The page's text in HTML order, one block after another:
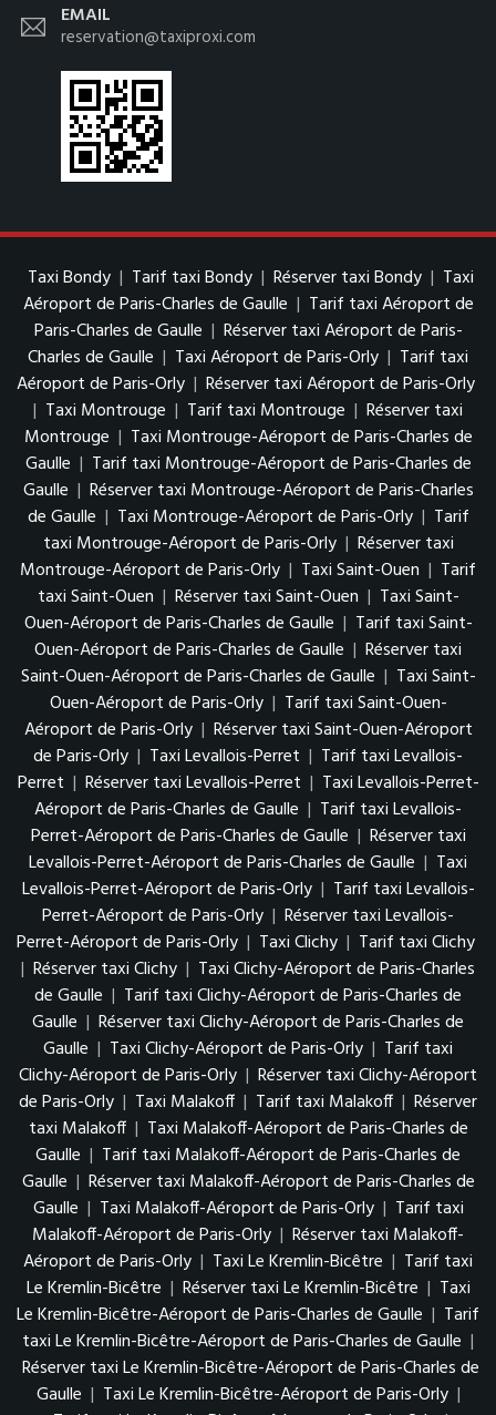
EMAIL
reservation@taxiproxi.com
Taxi Bondy | Tarif taxi Bondy | Réserver taxi Bondy | Taxi
Aéroport de Paris-Charles de Gaulle | Tarif taxi Aéroport de
Paris-Charles de Gaulle | Réserver taxi Aéroport de Paris-
Charles de Gaulle | Taxi Aéroport de Paris-Orly | Tarif taxi
Aéroport de Paris-Orly | Réserver taxi Aéroport de Paris-Orly
| Taxi Montrouge | Tarif taxi Montrouge | Réserver taxi
Montrouge | Taxi Montrouge-Aéroport de Paris-Charles de
Gaulle | Tarif taxi Montrouge-Aéroport de Paris-Charles de
Gaulle | Réserver taxi Montrouge-Aéroport de Paris-Charles
de Gaulle | Taxi Montrouge-Aéroport de Paris-Orly | Tarif
taxi Montrouge-Aéroport de Paris-Orly | Réserver taxi
Montrouge-Aéroport de Paris-Orly | Taxi Saint-Ouen | Tarif
taxi Saint-Ouen | Réserver taxi Saint-Ouen | Taxi Saint-
Ouen-Aéroport de Paris-Charles de Gaulle | Tarif taxi Saint-
Ouen-Aéroport de Paris-Charles de Gaulle | Réserver taxi
Saint-Ouen-Aéroport de Paris-Charles de Gaulle | Taxi Saint-
Ouen-Aéroport de Paris-Orly | Tarif taxi Saint-Ouen-
Aéroport de Paris-Orly | Réserver taxi Saint-Ouen-Aéroport
de Paris-Orly | Taxi Levallois-Perret | Tarif taxi Levallois-
Perret | Réserver taxi Levallois-Perret | Taxi Levallois-Perret-
Aéroport de Paris-Charles de Gaulle | Tarif taxi Levallois-
Perret-Aéroport de Paris-Charles de Gaulle | Réserver taxi
Levallois-Perret-Aéroport de Paris-Charles de Gaulle | Taxi
Levallois-Perret-Aéroport de Paris-Orly | Tarif taxi Levallois-
Perret-Aéroport de Paris-Orly | Réserver taxi Levallois-
Perret-Aéroport de Paris-Orly | Taxi Clichy | Tarif taxi Clichy
| Réserver taxi Clichy | Taxi Clichy-Aéroport de Paris-Charles
de Gaulle | Tarif taxi Clichy-Aéroport de Paris-Charles de
Gaulle | Réserver taxi Clichy-Aéroport de Paris-Charles de
Gaulle | Taxi Clichy-Aéroport de Paris-Orly | Tarif taxi
Clichy-Aéroport de Paris-Orly | Réserver taxi Clichy-Aéroport
de Paris-Orly | Taxi Malakoff | Tarif taxi Malakoff | Réserver
taxi Malakoff | Taxi Malakoff-Aéroport de Paris-Charles de
Gaulle | Tarif taxi Malakoff-Aéroport de Paris-Charles de
Gaulle | Réserver taxi Malakoff-Aéroport de Paris-Charles de
Gaulle | Taxi Malakoff-Aéroport de Paris-Orly | Tarif taxi
Malakoff-Aéroport de Paris-Orly | Réserver taxi Malakoff-
Aéroport de Paris-Orly | Taxi Le Kremlin-Bicêtre | Tarif taxi
Le Kremlin-Bicêtre | Réserver taxi Le Kremlin-Bicêtre | Taxi
Le Kremlin-Bicêtre-Aéroport de Paris-Charles de Gaulle | Tarif
taxi Le Kremlin-Bicêtre-Aéroport de Paris-Charles de Gaulle |
Réserver taxi Le Kremlin-Bicêtre-Aéroport de Paris-Charles de
Gaulle | Taxi Le Kremlin-Bicêtre-Aéroport de Paris-Orly |